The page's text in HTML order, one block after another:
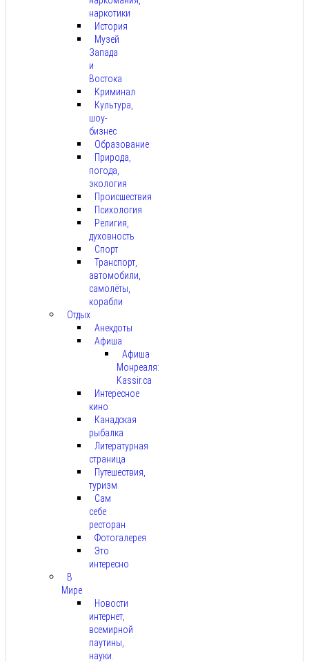
наркотики
История
Музей
Запада
и
Востока
Криминал
Культура,
шоу-
бизнес
Образование
Природа,
погода,
экология
Происшествия
Психология
Религия,
духовность
Спорт
Транспорт,
автомобили,
самолёты,
корабли
Отдых
Анекдоты
Афиша
Афиша
Монреаля:
Kassir.ca
Интересное
кино
Канадская
рыбалка
Литературная
страница
Путешествия,
туризм
Сам
себе
ресторан
Фотогалерея
Это
интересно
В
Мире
Новости
интернет,
всемирной
паутины,
науки.